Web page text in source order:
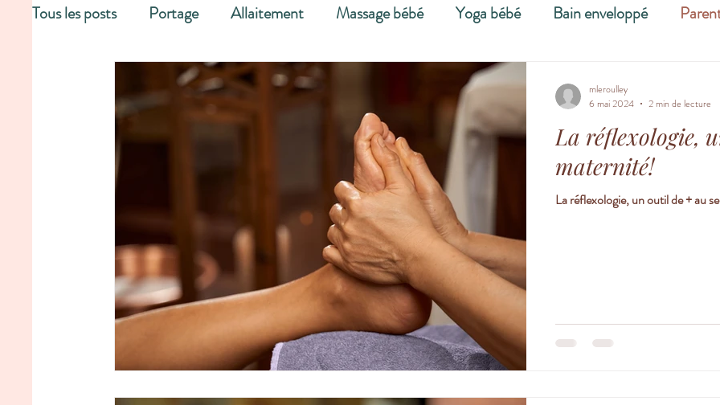
Tous les posts Portage Allaitement Massage bébé Yoga bébé Bain enveloppé
La réflexologie,
maternité!
La réflexologie, un outil de + au
mleroulley
6 mai 2024
2 min de lecture